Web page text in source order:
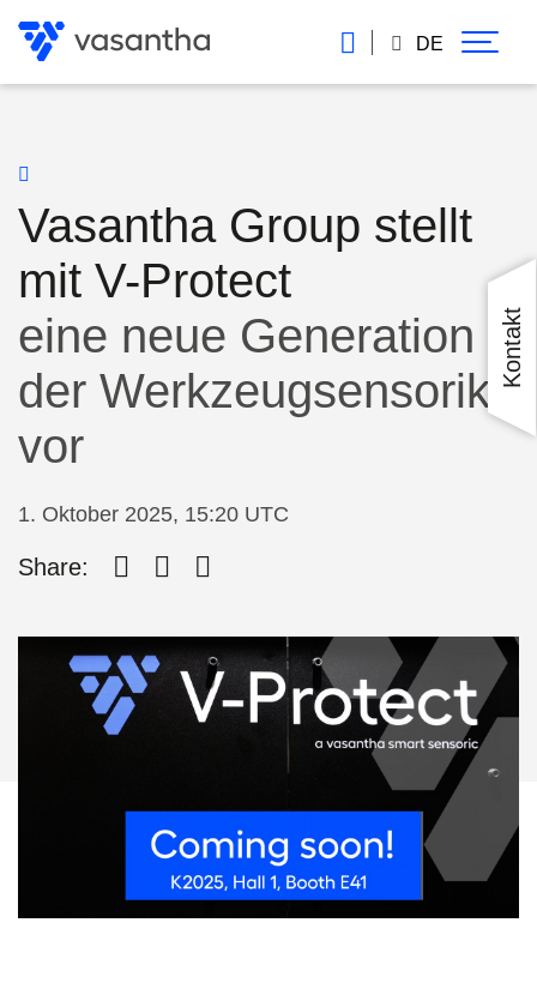
zum
DE
Vasantha Group stellt
mit V-Protect
eine neue Generation
der Werkzeugsensorik
vor
1. Oktober 2025, 15:20 UTC
Share:
Kontakt